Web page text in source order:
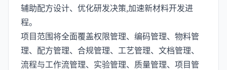
辅助配方设计、优化研发决策,加速新材料开发进
程。
项目范围将全面覆盖权限管理、编码管理、物料管
理、配方管理、合规管理、工艺管理、文档管理、
流程与工作流管理、实验管理、质量管理、项目管